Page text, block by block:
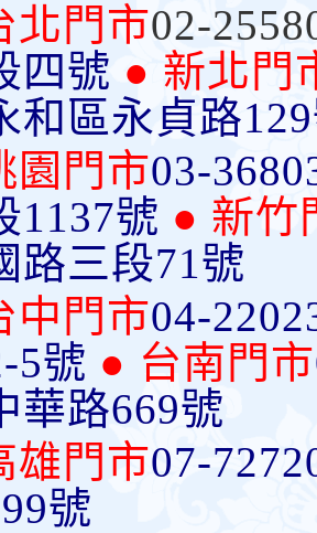
北門市02-
四號 ● 新北門
和區永貞路
園門市03-
1137號 ● 新竹
路三段71號
中門市04-
5號 ● 台南門市
華路669號
雄門市07-
號